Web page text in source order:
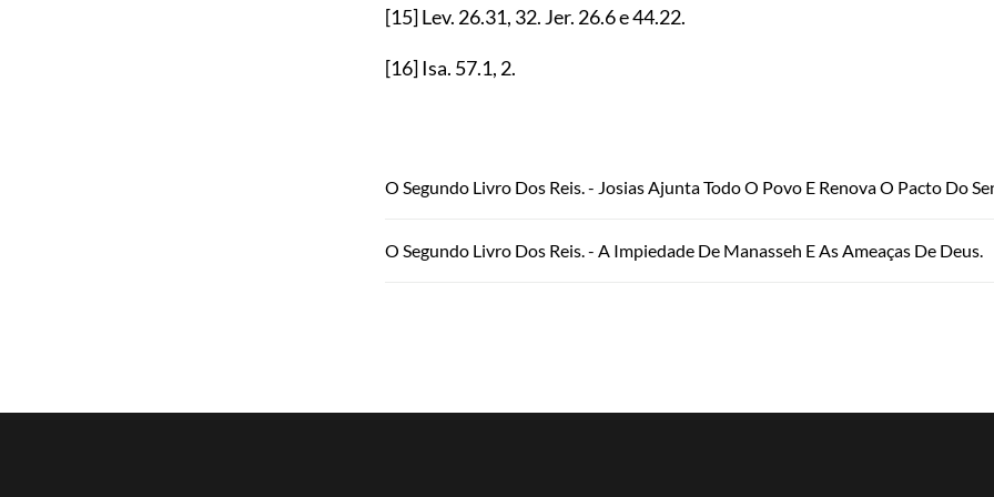
[15]Lev. 26.31, 32. Jer. 26.6e44.22.
[16]Isa. 57.1, 2.
O Segundo Livro Dos Reis. - Josias Ajunta Todo O Povo E Renova O Pacto Do
O Segundo Livro Dos Reis. - A Impiedade De Manasseh E As Ameaças De Deus.